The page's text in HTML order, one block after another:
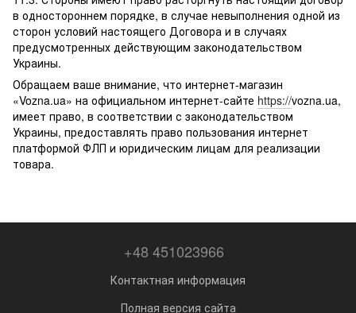
в одностороннем порядке, в случае невыполнения одной из
сторон условий настоящего Договора и в случаях
предусмотренных действующим законодательством
Украины.
Обращаем ваше внимание, что интернет-магазин
«Vozna.ua» на официальном интернет-сайте https://vozna.ua,
имеет право, в соответствии с законодательством
Украины, предоставлять право пользования интернет
платформой ФЛП и юридическим лицам для реализации
товара.
+48 451023966
Контактная информация
Полная версия сайта